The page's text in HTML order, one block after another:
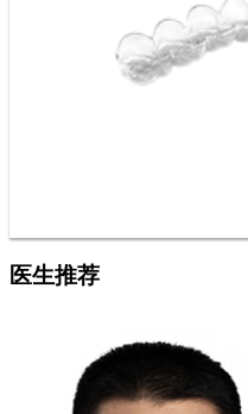
医生推荐